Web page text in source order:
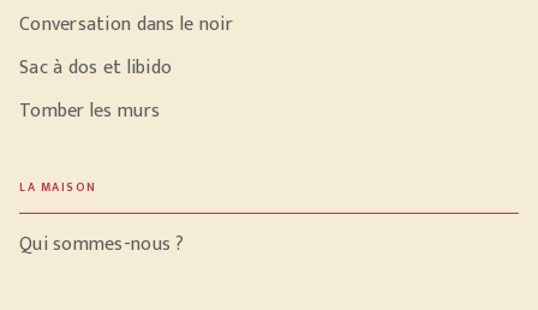
Conversation dans le noir
Sac à dos et libido
Tomber les murs
LA MAISON
Qui sommes-nous ?